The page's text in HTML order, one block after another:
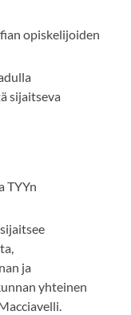
opiskelijoiden
sijaitseva
TYYn
ja
yhteinen